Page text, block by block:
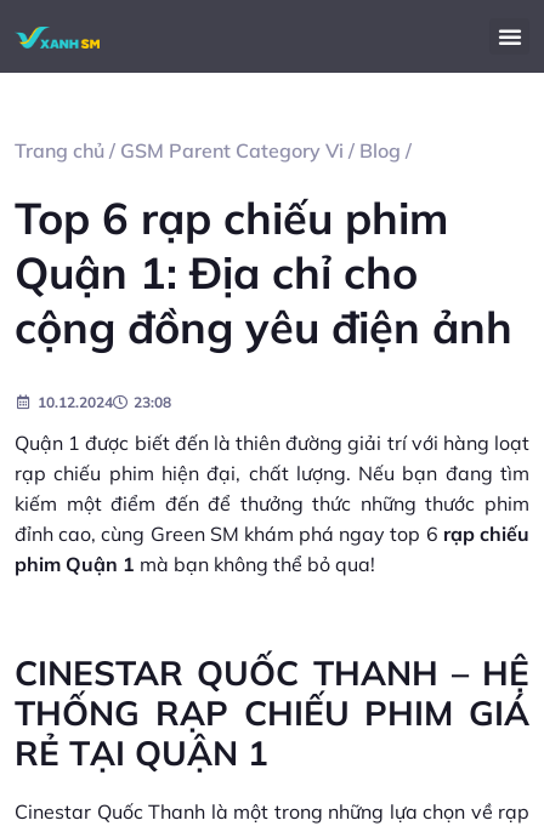
Trang chủ / GSM Parent Category Vi / Blog /
Top 6 rạp chiếu phim
Quận 1: Địa chỉ cho
cộng đồng yêu điện ảnh
10.12.2024 23:08
Quận 1 được biết đến là thiên đường giải trí với hàng loạt
rạp chiếu phim hiện đại, chất lượng. Nếu bạn đang tìm
kiếm một điểm đến để thưởng thức những thước phim
đỉnh cao, cùng Green SM khám phá ngay top 6 rạp chiếu
phim Quận 1 mà bạn không thể bỏ qua!
CINESTAR QUỐC THANH – HỆ
THỐNG RẠP CHIẾU PHIM GIÁ
RẺ TẠI QUẬN 1
Cinestar Quốc Thanh là một trong những lựa chọn về rạp